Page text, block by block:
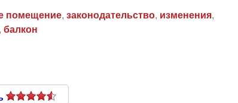
помещение, законодательство, изменения,
, балкон